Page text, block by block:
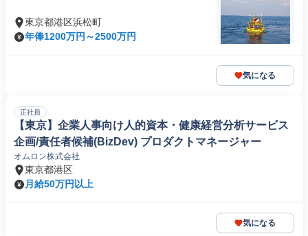
東京都港区浜松町
年俸1200万円～2500万円
気になる
正社員
【東京】企業人事向け人的資本・健康経営分析サービス
企画/責任者候補(BizDev) プロダクトマネージャー
オムロン株式会社
東京都港区
月給50万円以上
気になる